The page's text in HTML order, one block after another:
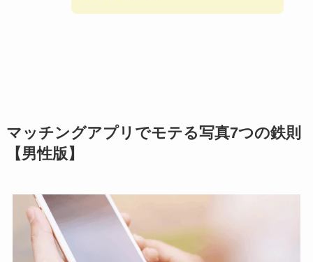
マッチングアプリでモテる写真7つの鉄則
【男性版】